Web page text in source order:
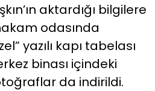
aktardığı bilgilere
odasında
yazılı kapı tabelası
binası içindeki
da indirildi.